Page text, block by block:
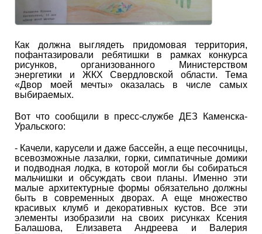
Как должна выглядеть придомовая территория,
пофантазировали ребятишки в рамках конкурса
рисунков, организованного Министерством
энергетики и ЖКХ Свердловской области. Тема
«Двор моей мечты» оказалась в числе самых
выбираемых.
Вот что сообщили в пресс-службе ДЕЗ Каменска-
Уральского:
- Качели, карусели и даже бассейн, а еще песочницы,
всевозможные лазалки, горки, симпатичные домики
и подводная лодка, в которой могли бы собираться
мальчишки и обсуждать свои планы. Именно эти
малые архитектурные формы обязательно должны
быть в современных дворах. А еще множество
красивых клумб и декоративных кустов. Все эти
элементы изобразили на своих рисунках Ксения
Балашова, Елизавета Андреева и Валерия